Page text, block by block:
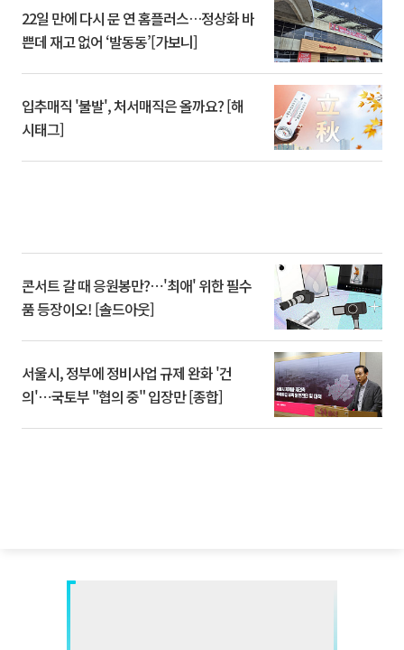
22일 만에 다시 문 연 홈플러스…정상화 바
쁜데 재고 없어 ‘발동동’[가보니]
입추매직 '불발', 처서매직은 올까요? [해
시태그]
콘서트 갈 때 응원봉만?⋯'최애' 위한 필수
품 등장이오! [솔드아웃]
서울시, 정부에 정비사업 규제 완화 '건
의'⋯국토부 "협의 중" 입장만 [종합]